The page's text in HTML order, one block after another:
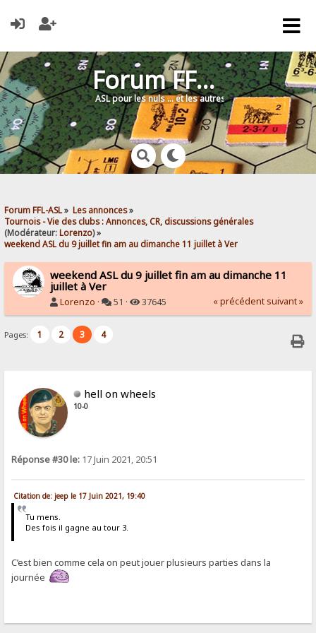
Forum FFL-ASL
ASL pour les nuls … et les autres !
Forum FFL-ASL» Les annonces»
Tournois - Vie des clubs : Annonces, CR, discussions générales
(Modérateur:Lorenzo) »
weekend ASL du 9 juillet fin am au dimanche 11 juillet à Ver
weekend ASL du 9 juillet fin am au dimanche 11
juillet à Ver
Lorenzo · 51 · 37645 « précédent suivant »
Pages: 1 2 3 4
hell on wheels
10-0
Réponse #30 le: 17 Juin 2021, 20:51
Citation de: jeep le 17 Juin 2021, 19:40
Tu mens.
Des fois il gagne au tour 3.
C’est bien comme cela on peut jouer plusieurs parties dans la
journée